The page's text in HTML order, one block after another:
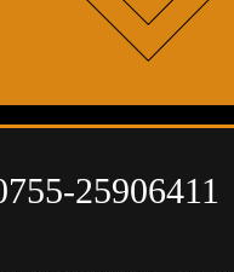
25906411